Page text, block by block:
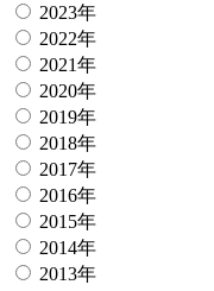
2023年
2022年
2021年
2020年
2019年
2018年
2017年
2016年
2015年
2014年
2013年